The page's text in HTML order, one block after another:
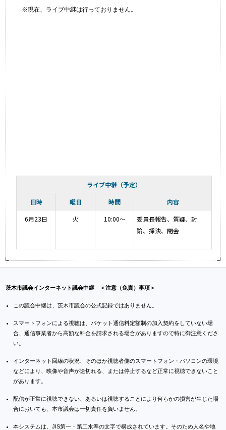
※現在、ライブ中継は行っておりません。
ライブ中継（予定）
日時
曜日 時間
内容
6月23日
火 10:00～
委員長報告、質疑、討
論、採決、閉会
茨木市議会インターネット議会中継 ＜注意（免責）事項＞
この議会中継は、茨木市議会の公式記録ではありません。
スマートフォンによる視聴は、パケット通信料定額制の加入契約をしていない場
合、通信事業者から高額な料金を請求される場合がありますので特に御注意くださ
い。
インターネット回線の状況、そのほか視聴者側のスマートフォン・パソコンの環境
などにより、映像や音声が途切れる、または停止するなど正常に視聴できないこと
があります。
配信が正常に視聴できない、あるいは視聴することにより何らかの損害が生じた場
合においても、本市議会は一切責任を負いません。
本システムは、JIS第一・第二水準の文字で構成されています。そのため人名や地